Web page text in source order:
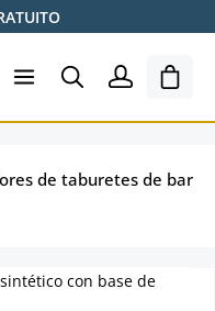
El
de taburetes de bar